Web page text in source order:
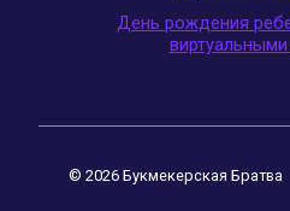
День рождения
© 2026 Букмекерская Братва